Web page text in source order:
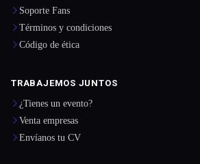
Soporte Fans
Términos y condiciones
Código de ética
TRABAJEMOS JUNTOS
¿Tienes un evento?
Venta empresas
Envíanos tu CV